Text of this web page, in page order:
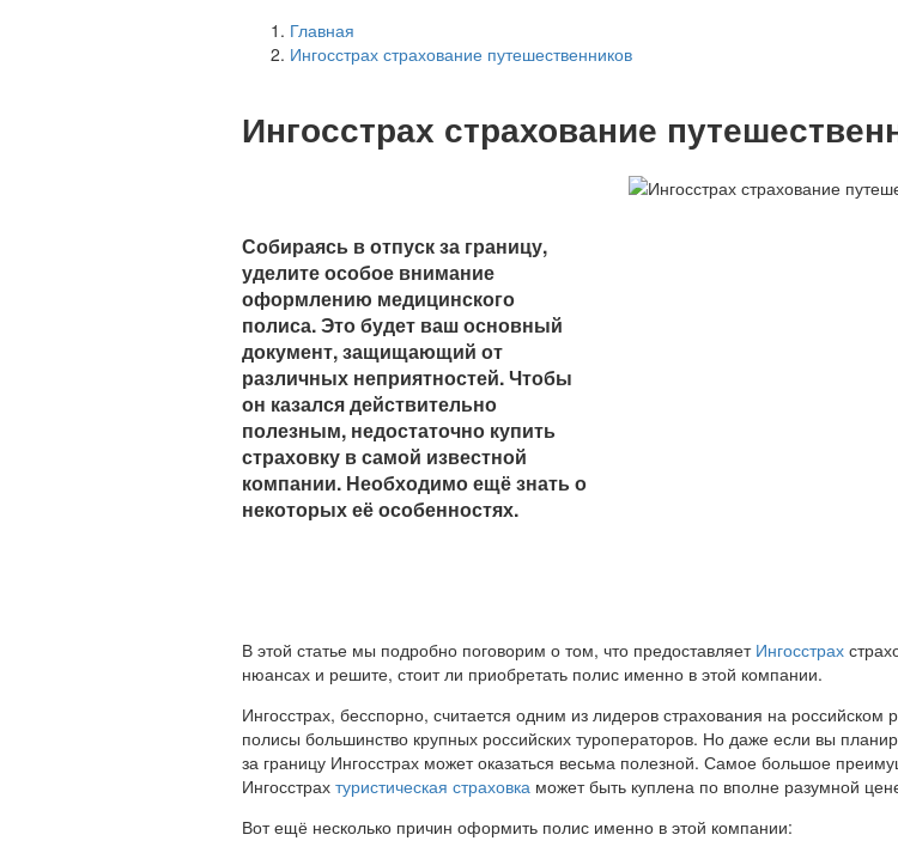
Главная
Ингосстрах страхование путешественников
Ингосстрах страхование
Собираясь в отпуск за границу,
уделите особое внимание
оформлению медицинского
полиса. Это будет ваш основный
документ, защищающий от
различных неприятностей. Чтобы
он казался действительно
полезным, недостаточно купить
страховку в самой известной
компании. Необходимо ещё знать о
некоторых её особенностях.
В этой статье мы подробно поговорим о том, что предоставляет Ингосстрах
нюансах и решите, стоит ли приобретать полис именно в этой компании.
Ингосстрах, бесспорно, считается одним из лидеров страхования на
полисы большинство крупных российских туроператоров. Но даже если вы
за границу Ингосстрах может оказаться весьма полезной. Самое большое
Ингосстрах туристическая страховка может быть куплена по вполне разумной
Вот ещё несколько причин оформить полис именно в этой компании: